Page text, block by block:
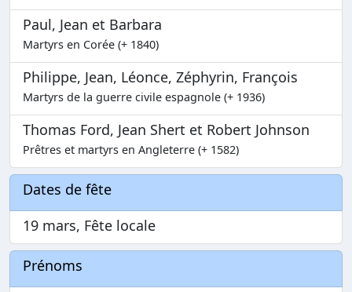
Paul, Jean et Barbara
Martyrs en Corée (+ 1840)
Philippe, Jean, Léonce, Zéphyrin, François
Martyrs de la guerre civile espagnole (+ 1936)
Thomas Ford, Jean Shert et Robert Johnson
Prêtres et martyrs en Angleterre (+ 1582)
Dates de fête
19 mars, Fête locale
Prénoms